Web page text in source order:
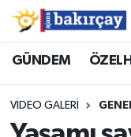
GÜNDEM
VIDEO GALERI
İzmir Nöbetçi
İzmir Hava